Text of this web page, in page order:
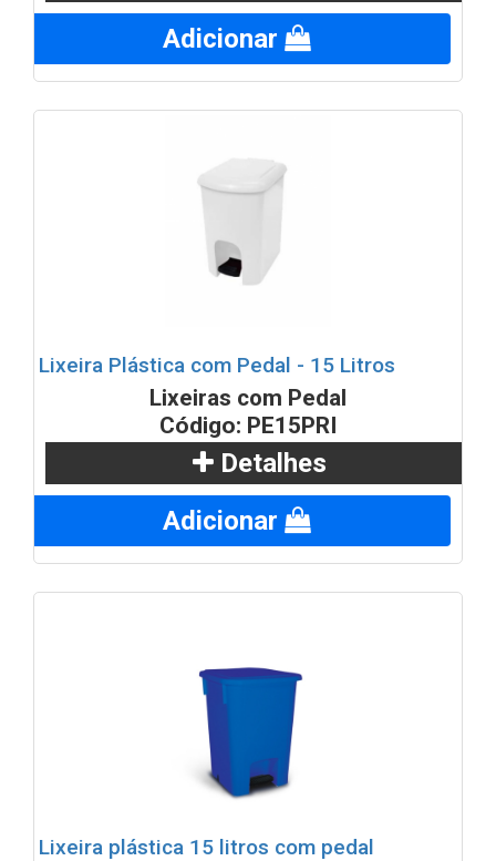
Adicionar
Lixeira Plástica com Pedal - 15 Litros
Lixeiras com Pedal
Código: PE15PRI
Detalhes
Adicionar
Lixeira plástica 15 litros com pedal